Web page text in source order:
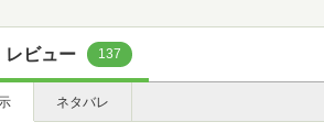
レビュー 137
ネタバレ